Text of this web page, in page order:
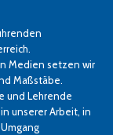
Medien setzen wir
Maßstäbe.
und Lehrende
unserer Arbeit, in